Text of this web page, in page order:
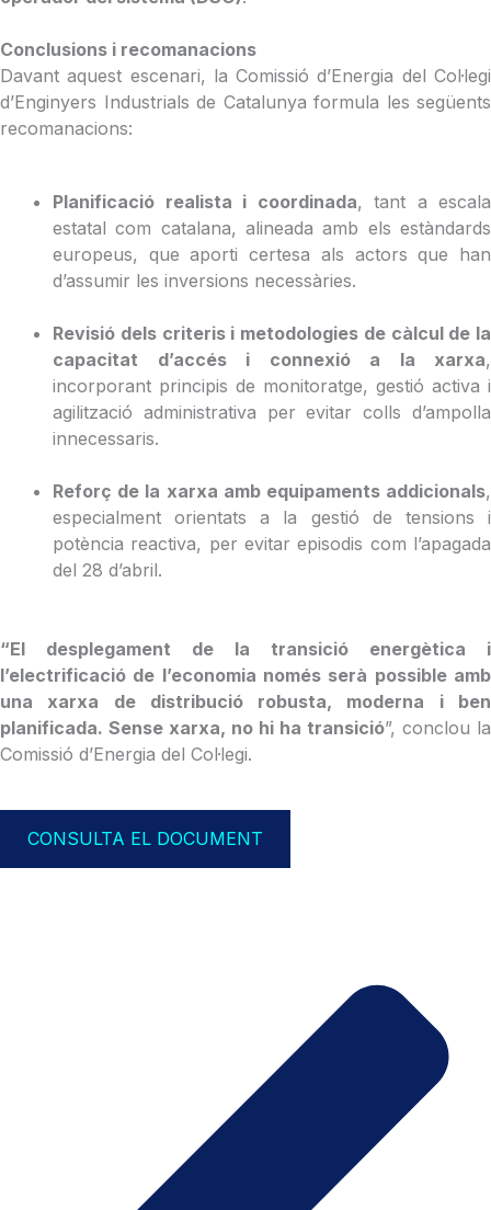
Conclusions i recomanacions
Davant aquest escenari, la Comissió d’Energia del Col·legi
d’Enginyers Industrials de Catalunya formula les següents
recomanacions:
Planificació realista i coordinada, tant a escala
estatal com catalana, alineada amb els estàndards
europeus, que aporti certesa als actors que han
d’assumir les inversions necessàries.
Revisió dels criteris i metodologies de càlcul de la
capacitat d’accés i connexió a la xarxa,
incorporant principis de monitoratge, gestió activa i
agilització administrativa per evitar colls d’ampolla
innecessaris.
Reforç de la xarxa amb equipaments addicionals,
especialment orientats a la gestió de tensions i
potència reactiva, per evitar episodis com l’apagada
del 28 d’abril.
“El desplegament de la transició energètica i
l’electrificació de l’economia només serà possible amb
una xarxa de distribució robusta, moderna i ben
planificada. Sense xarxa, no hi ha transició”, conclou la
Comissió d’Energia del Col·legi.
CONSULTA EL DOCUMENT